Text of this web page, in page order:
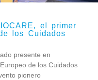
el primer
los Cuidados
presente en
de los Cuidados
pionero